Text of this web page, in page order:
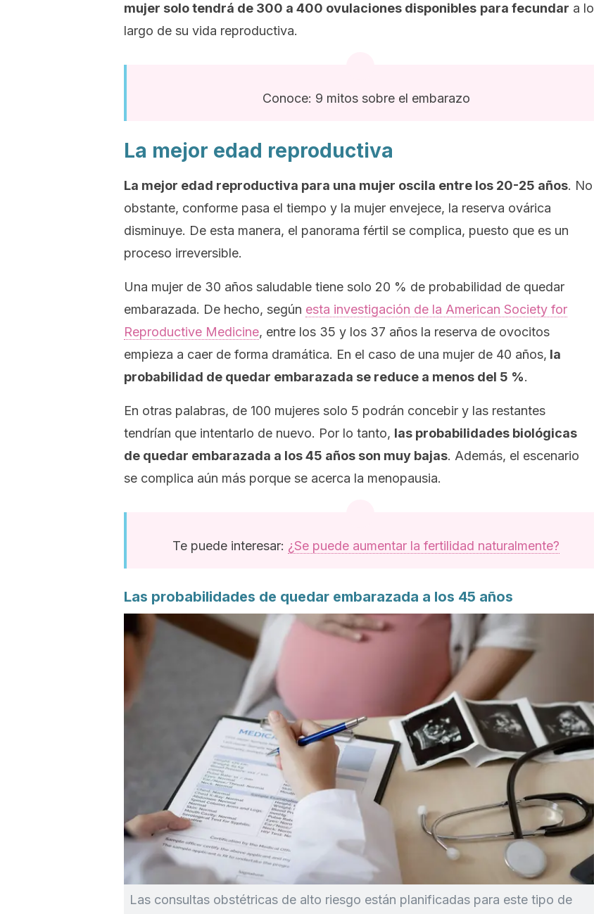
mujer solo tendrá de 300 a 400 ovulaciones disponibles para fecundar a lo
largo de su vida reproductiva.
Conoce: 9 mitos sobre el embarazo
La mejor edad reproductiva
La mejor edad reproductiva para una mujer oscila entre los 20-25 años. No
obstante, conforme pasa el tiempo y la mujer envejece, la reserva ovárica
disminuye. De esta manera, el panorama fértil se complica, puesto que es un
proceso irreversible.
Una mujer de 30 años saludable tiene solo 20 % de probabilidad de quedar
embarazada. De hecho, según esta investigación de la American Society for
Reproductive Medicine, entre los 35 y los 37 años la reserva de ovocitos
empieza a caer de forma dramática. En el caso de una mujer de 40 años, la
probabilidad de quedar embarazada se reduce a menos del 5 %.
En otras palabras, de 100 mujeres solo 5 podrán concebir y las restantes
tendrían que intentarlo de nuevo. Por lo tanto, las probabilidades biológicas
de quedar embarazada a los 45 años son muy bajas. Además, el escenario
se complica aún más porque se acerca la menopausia.
Te puede interesar: ¿Se puede aumentar la fertilidad naturalmente?
Las probabilidades de quedar embarazada a los 45 años
Las consultas obstétricas de alto riesgo están planificadas para este tipo de